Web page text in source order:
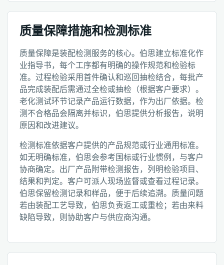
质量保障措施和检测标准
质量保障是装配检测服务的核心。伯思建立标准化作
业指导书，每个工序都有明确的操作规范和检验标
准。过程检验采用首件确认和巡回抽检结合，每批产
品完成装配后需通过全检或抽检（根据客户要求）。
老化测试环节记录产品运行数据，作为出厂依据。检
测不合格品会隔离并标识，伯思提供分析报告，说明
原因和改进建议。
检测标准依据客户提供的产品规范或行业通用标准。
如无明确标准，伯思会参考国标或行业惯例，与客户
协商确定。出厂产品附带检测报告，列明检验项目、
结果和判定。客户可派人现场监督或查看过程记录。
伯思保留检测记录和样品，便于后续追溯。质量问题
若由装配工艺导致，伯思负责返工或重检；若由来料
缺陷导致，则协助客户与供应商沟通。